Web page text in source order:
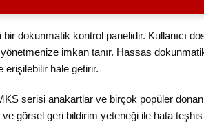
dokunmatik kontrol panelidir. Kullanıcı
imkan tanır. Hassas
hale getirir.
serisi anakartlar ve birçok popüler
görsel geri bildirim yeteneği ile hata